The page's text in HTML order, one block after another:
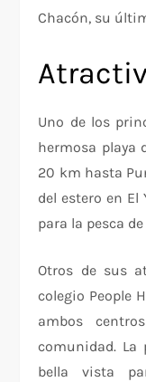
Chacón, su
Uno de los
hermosa playa
20 km hasta
del estero en
para la pesca
Otros de sus
colegio People
ambos
comunidad.
bella vista